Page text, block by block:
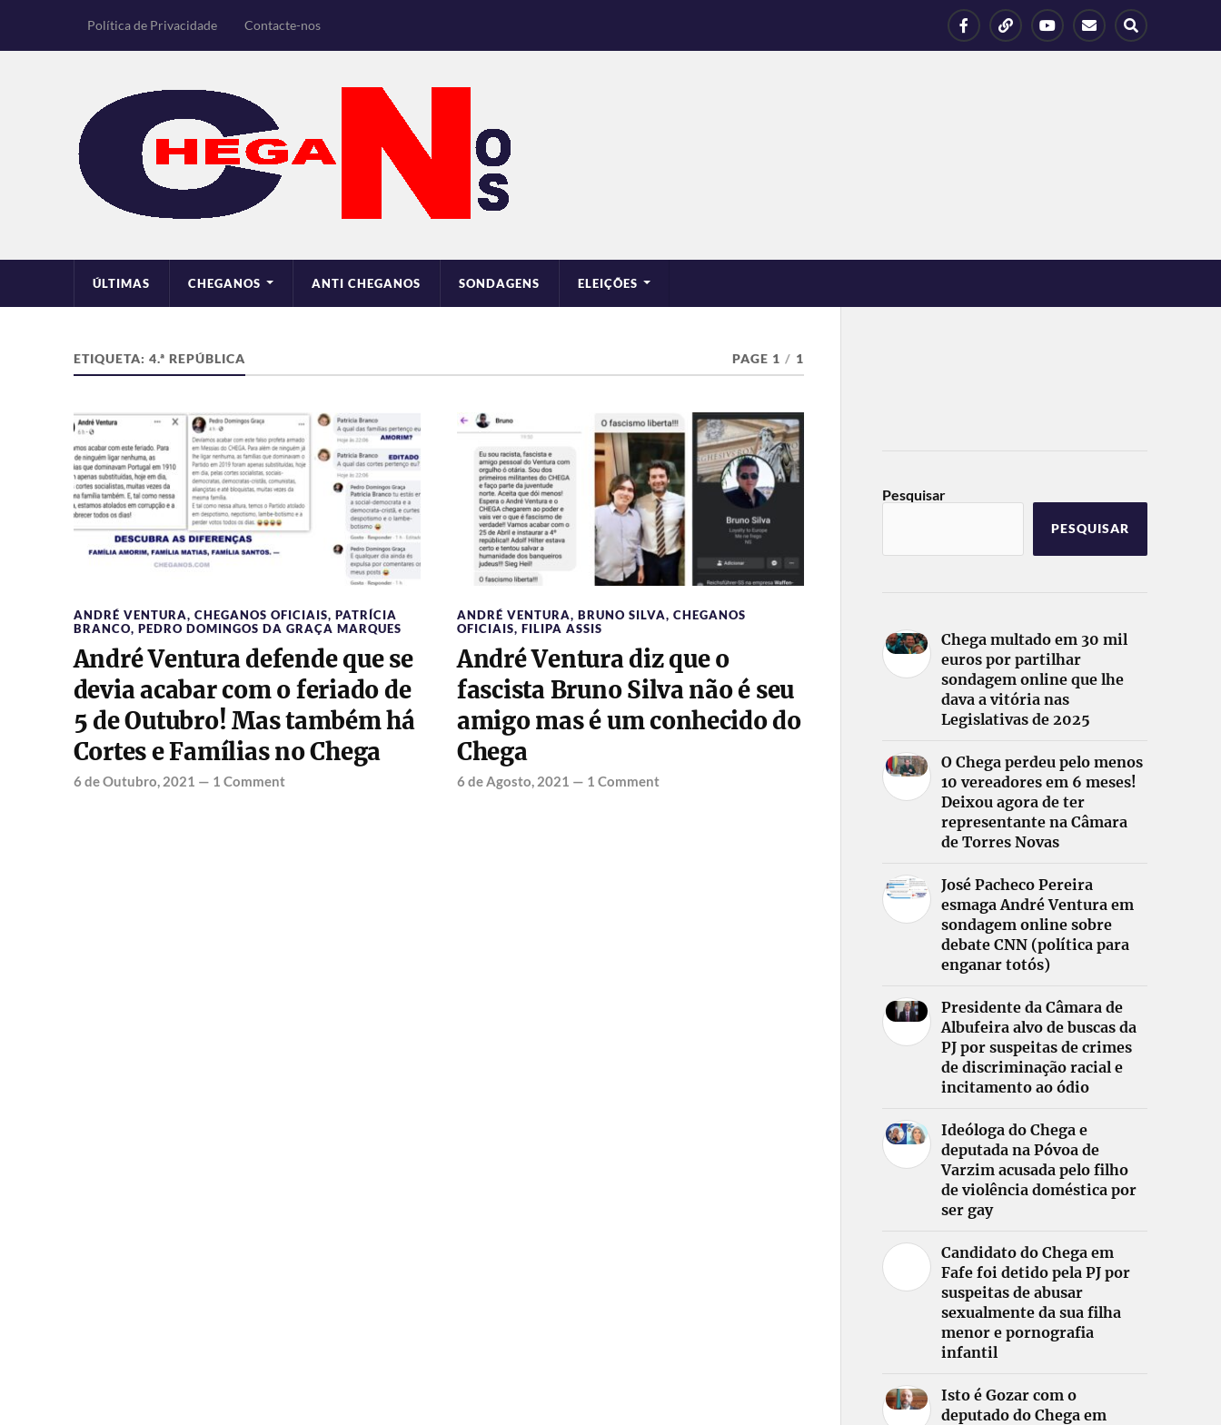
Política de Privacidade Contacte-nos
ÚLTIMAS CHEGANOS ANTI CHEGANOS SONDAGENS ELEIÇÕES
ETIQUETA: 4.ª REPÚBLICA PAGE 1 / 1
ANDRÉ VENTURA, CHEGANOS OFICIAIS, PATRÍCIA
BRANCO, PEDRO DOMINGOS DA GRAÇA MARQUES
André Ventura defende que se
devia acabar com o feriado de
5 de Outubro! Mas também há
Cortes e Famílias no Chega
6 de Outubro, 2021 — 1 Comment
ANDRÉ VENTURA, BRUNO SILVA, CHEGANOS
OFICIAIS, FILIPA ASSIS
André Ventura diz que o
fascista Bruno Silva não é seu
amigo mas é um conhecido do
Chega
6 de Agosto, 2021 — 1 Comment
Pesquisar
PESQUISAR
Chega multado em 30 mil
euros por partilhar
sondagem online que lhe
dava a vitória nas
Legislativas de 2025
O Chega perdeu pelo menos
10 vereadores em 6 meses!
Deixou agora de ter
representante na Câmara
de Torres Novas
José Pacheco Pereira
esmaga André Ventura em
sondagem online sobre
debate CNN (política para
enganar totós)
Presidente da Câmara de
Albufeira alvo de buscas da
PJ por suspeitas de crimes
de discriminação racial e
incitamento ao ódio
Ideóloga do Chega e
deputada na Póvoa de
Varzim acusada pelo filho
de violência doméstica por
ser gay
Candidato do Chega em
Fafe foi detido pela PJ por
suspeitas de abusar
sexualmente da sua filha
menor e pornografia
infantil
Isto é Gozar com o
deputado do Chega em